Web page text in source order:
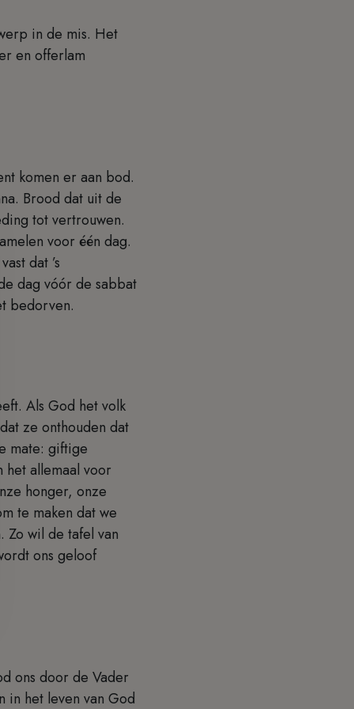
in de mis. Het
en offerlam
komen er aan bod.
Brood dat uit de
tot vertrouwen.
voor één dag.
dat ’s
dag vóór de sabbat
bedorven.
Als God het volk
ze onthouden dat
mate: giftige
het allemaal voor
honger, onze
te maken dat we
Zo wil de tafel van
ons geloof
ons door de Vader
in het leven van God